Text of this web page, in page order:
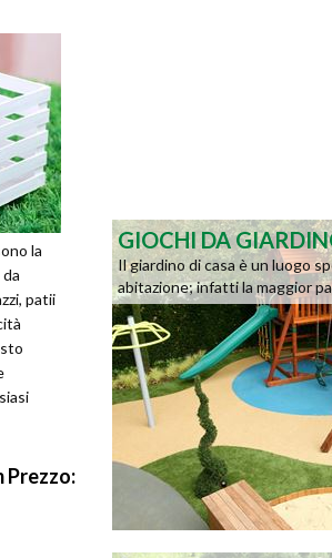
la
patii
Prezzo:
GIOCHI DA
Il giardino di casa è un luogo
abitazione; infatti la maggior